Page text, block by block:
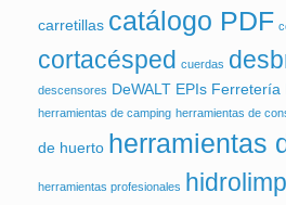
carretillas catálogo PDF
cortacésped cuerdas
descensores DeWALT EPIs Ferretería
herramientas de camping herramientas de
de huerto herramientas
herramientas profesionales